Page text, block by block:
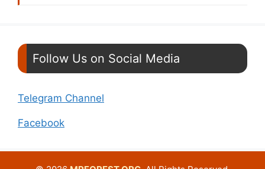
Follow Us on Social Media
Telegram Channel
Facebook